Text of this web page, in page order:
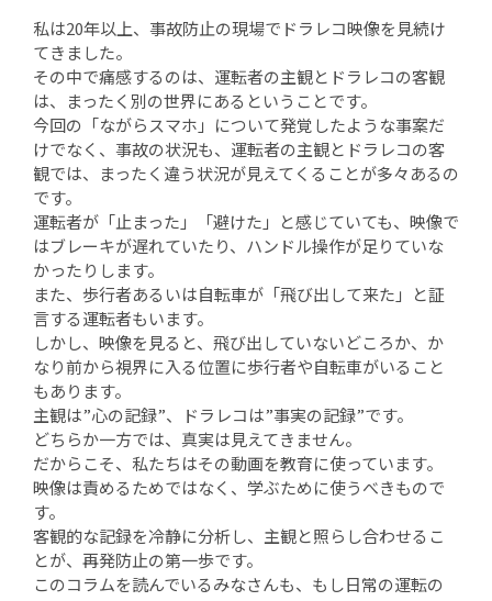
私は20年以上、事故防止の現場でドラレコ映像を見続け
てきました。
その中で痛感するのは、運転者の主観とドラレコの客観
は、まったく別の世界にあるということです。
今回の「ながらスマホ」について発覚したような事案だ
けでなく、事故の状況も、運転者の主観とドラレコの客
観では、まったく違う状況が見えてくることが多々あるの
です。
運転者が「止まった」「避けた」と感じていても、映像で
はブレーキが遅れていたり、ハンドル操作が足りていな
かったりします。
また、歩行者あるいは自転車が「飛び出して来た」と証
言する運転者もいます。
しかし、映像を見ると、飛び出していないどころか、か
なり前から視界に入る位置に歩行者や自転車がいること
もあります。
主観は”心の記録”、ドラレコは”事実の記録”です。
どちらか一方では、真実は見えてきません。
だからこそ、私たちはその動画を教育に使っています。
映像は責めるためではなく、学ぶために使うべきもので
す。
客観的な記録を冷静に分析し、主観と照らし合わせるこ
とが、再発防止の第一歩です。
このコラムを読んでいるみなさんも、もし日常の運転の